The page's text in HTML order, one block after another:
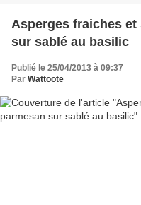
Asperges fraiches
sur sablé au basilic
Publié le 25/04/2013 à 09:37
Par Wattoote